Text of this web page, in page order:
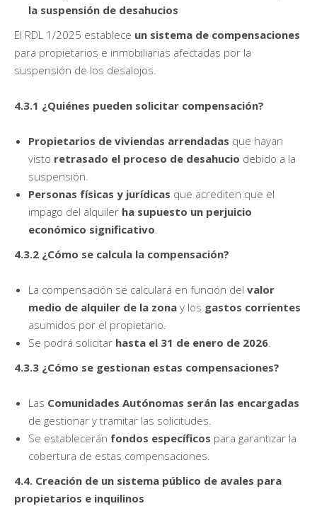
la suspensión de desahucios
El RDL 1/2025 establece un sistema de compensaciones
para propietarios e inmobiliarias afectadas por la
suspensión de los desalojos.
4.3.1 ¿Quiénes pueden solicitar compensación?
Propietarios de viviendas arrendadas que hayan
visto retrasado el proceso de desahucio debido a la
suspensión.
Personas físicas y jurídicas que acrediten que el
impago del alquiler ha supuesto un perjuicio
económico significativo
4.3.2 ¿Cómo se calcula la compensación?
La compensación se calculará en función del valor
medio de alquiler de la zona y los gastos corrientes
asumidos por el propietario.
Se podrá solicitar hasta el 31 de enero de 2026
4.3.3 ¿Cómo se gestionan estas compensaciones?
Las Comunidades Autónomas serán las encargadas
de gestionar y tramitar las solicitudes.
Se establecerán fondos específicos para garantizar la
cobertura de estas compensaciones.
4.4. Creación de un sistema público de avales para
propietarios e inquilinos